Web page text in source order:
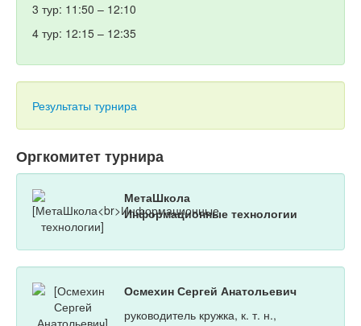
3 тур: 11:50 – 12:10
4 тур: 12:15 – 12:35
Результаты турнира
Оргкомитет турнира
МетаШкола
Информационные технологии
Осмехин Сергей Анатольевич
руководитель кружка, к. т. н.,